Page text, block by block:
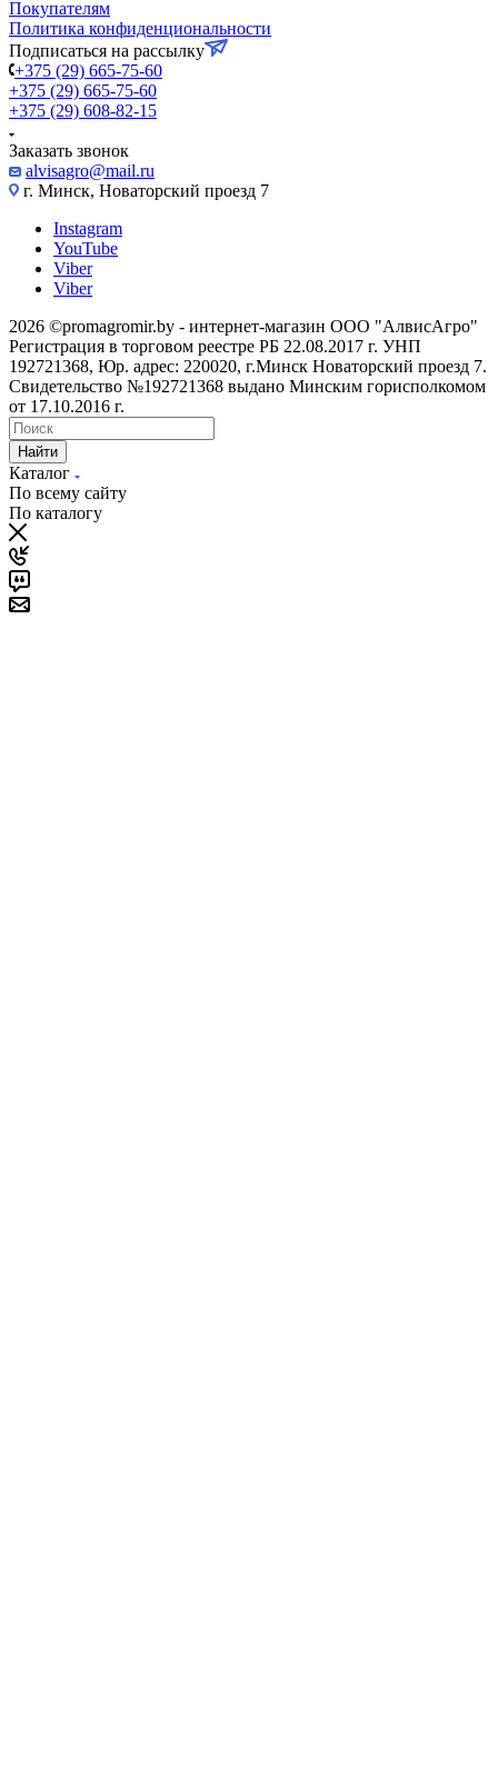
Покупателям
Политика конфиденциональности
Подписаться на рассылку
+375 (29) 665-75-60
+375 (29) 665-75-60
+375 (29) 608-82-15
Заказать звонок
alvisagro@mail.ru
г. Минск, Новаторский проезд 7
Instagram
YouTube
Viber
Viber
2026 ©promagromir.by - интернет-магазин ООО "АлвисАгро"
Регистрация в торговом реестре РБ 22.08.2017 г. УНП
192721368, Юр. адрес: 220020, г.Минск Новаторский проезд 7.
Свидетельство №192721368 выдано Минским горисполкомом
от 17.10.2016 г.
Найти
Каталог
По всему сайту
По каталогу